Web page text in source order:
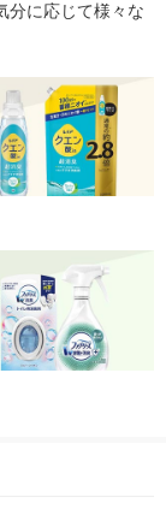
分に応じて様々な